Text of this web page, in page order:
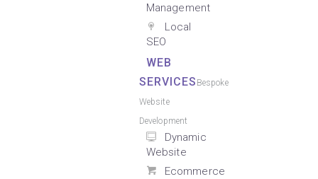
Management
Local
SEO
WEB
SERVICES Bespoke
Website
Development
Dynamic
Website
Ecommerce